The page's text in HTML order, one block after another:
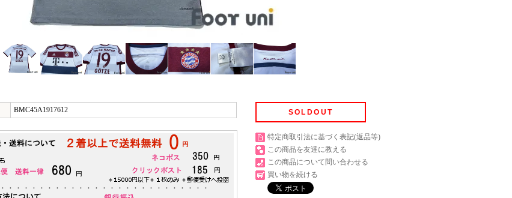
BMC45A1917612 SOLDOUT
特定商取引法に基づく表記(返品等)
この商品を友達に教える
この商品について問い合わせる
買い物を続ける